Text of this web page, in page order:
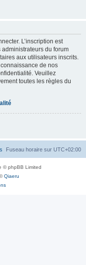
L’inscription est
du forum
aux utilisateurs inscrits.
de nos
Veuillez
toutes les règles du
Fuseau horaire sur UTC+02:00
© phpBB Limited
Qiaeru